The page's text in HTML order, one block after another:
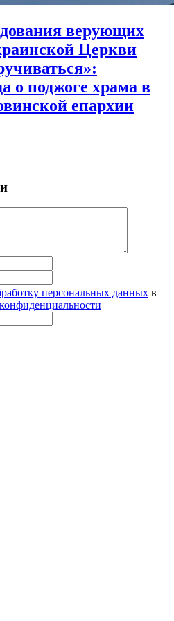
верующих
Церкви
о поджоге храма в
епархии
персональных данных в